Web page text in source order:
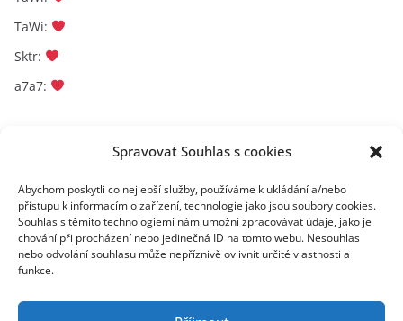
Spravovat Souhlas s cookies
Abychom poskytli co nejlepší služby, používáme k ukládání a/nebo
přístupu k informacím o zařízení, technologie jako jsou soubory cookies.
Souhlas s těmito technologiemi nám umožní zpracovávat údaje, jako je
chování při procházení nebo jedinečná ID na tomto webu. Nesouhlas
nebo odvolání souhlasu může nepříznivě ovlivnit určité vlastnosti a
funkce.
TaWi:
Sktr:
a7a7:
A
c
h toplist